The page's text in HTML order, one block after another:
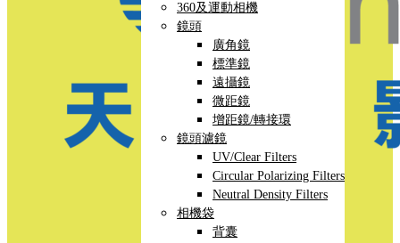
360及運動相機
鏡頭
廣角鏡
標準鏡
遠攝鏡
微距鏡
增距鏡/轉接環
鏡頭濾鏡
UV/Clear Filters
Circular Polarizing Filters
Neutral Density Filters
相機袋
背囊